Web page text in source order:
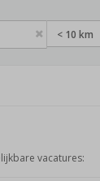
< 10 km
vacatures: